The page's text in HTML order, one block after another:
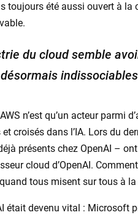
toujours été aussi ouvert à
du cloud semble
n’est qu’un acteur parmi
croisés dans l’IA. Lors du
présents chez OpenAI –
cloud d’OpenAI.
tous misent sur tous à
était devenu vital : Microsoft